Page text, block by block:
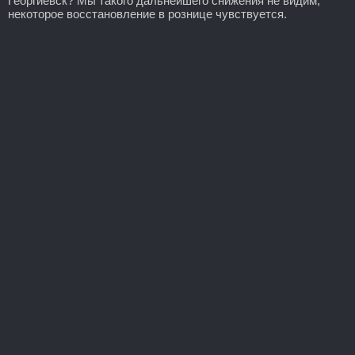
некоторое восстановление в рознице чувствуется.